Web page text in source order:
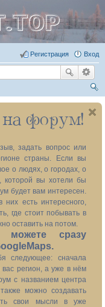
Вход
Регистрация
ои
ск
форум!
задать вопрос или
страны. Если вы
о людях, о городах, о
которой вы хотели бы
будет вам интересен.
них есть интересного,
где стоит побывать в
оставить на потом.
сразу
следующее: сначала
регион, а уже в нём
с названием центра
можно создавать
свои мысли в уже